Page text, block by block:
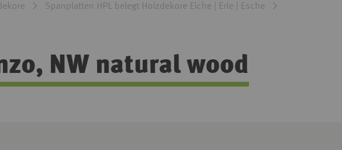
Spanplatten HPL belegt Holzdekore Eiche | Erle | Esche
NW natural wood